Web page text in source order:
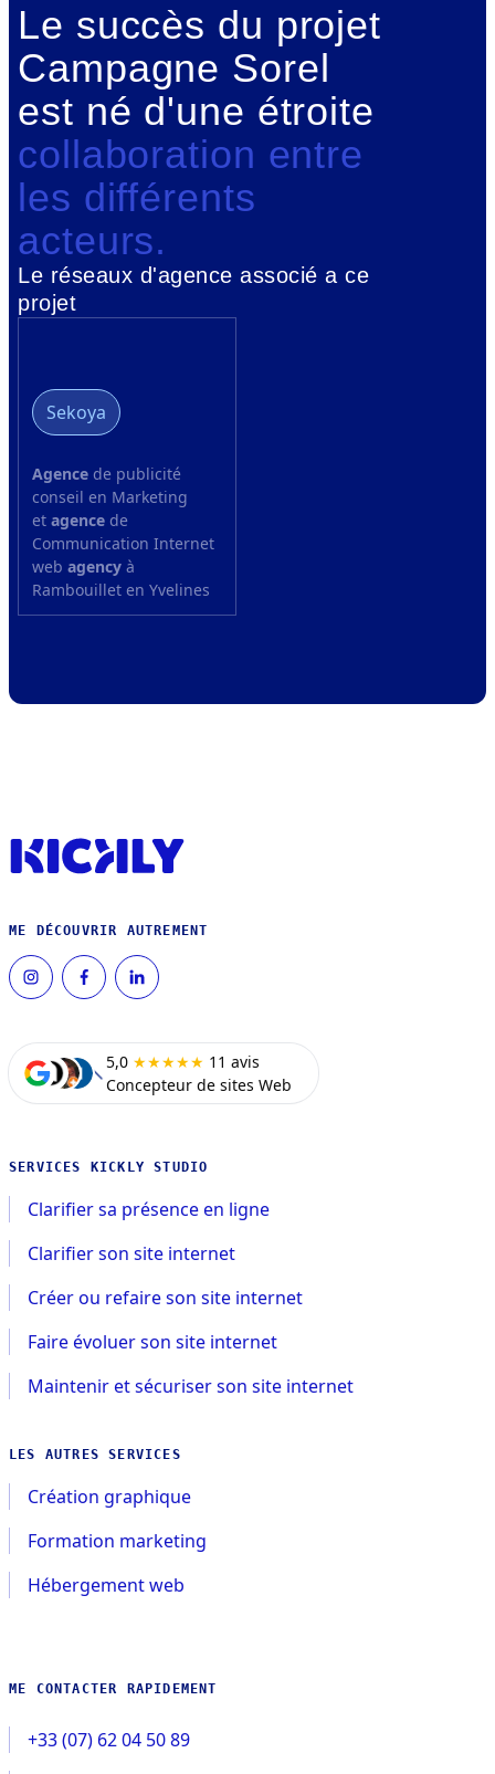
Le succès du projet
Campagne Sorel
est né d'une étroite
collaboration entre
les différents
acteurs.
Le réseaux d'agence associé a ce
projet
Sekoya
Agence de publicité
conseil en Marketing
et agence de
Communication Internet
web agency à
Rambouillet en Yvelines
ME DÉCOUVRIR AUTREMENT
5,0 ★★★★★ 11 avis
Concepteur de sites Web
SERVICES KICKLY STUDIO
Clarifier sa présence en ligne
Clarifier son site internet
Créer ou refaire son site internet
Faire évoluer son site internet
Maintenir et sécuriser son site internet
LES AUTRES SERVICES
Création graphique
Formation marketing
Hébergement web
ME CONTACTER RAPIDEMENT
+33 (07) 62 04 50 89